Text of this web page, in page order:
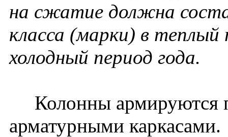
на сжатие должна
класса (марки) в теплый
холодный период года.
Колонны армируются
арматурными каркасами.